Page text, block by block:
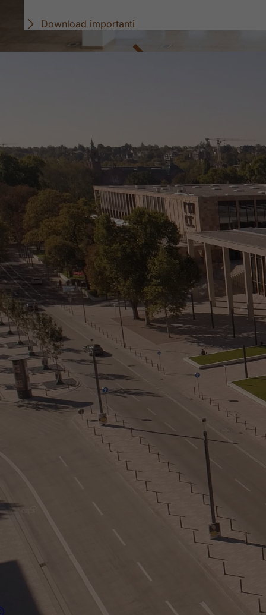
Download importanti
Casa grande - molte possibilità